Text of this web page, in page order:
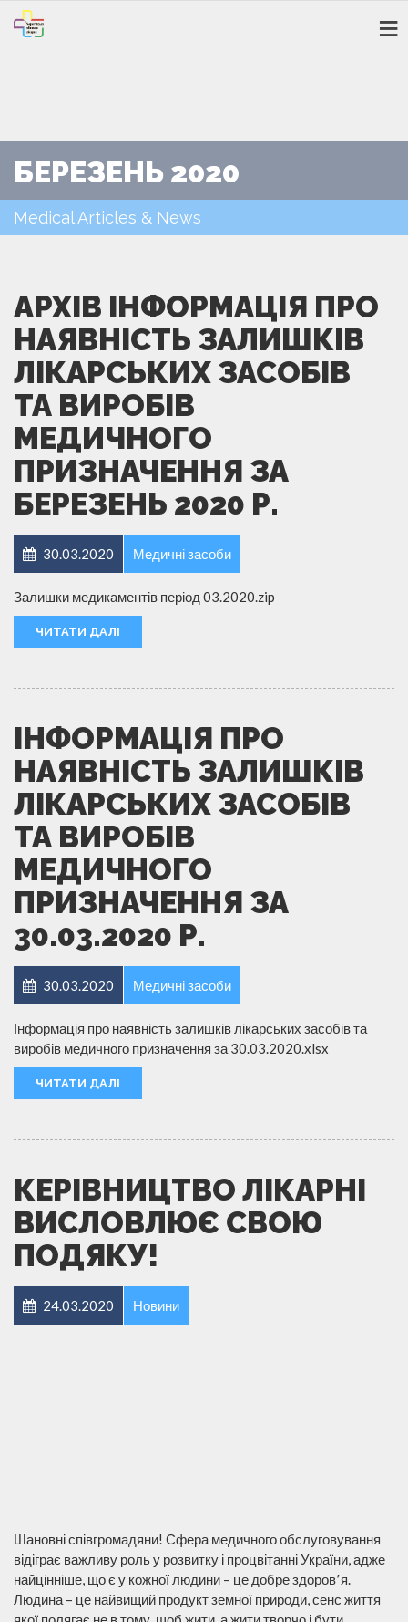
БЕРЕЗЕНЬ 2020
Medical Articles & News
АРХІВ ІНФОРМАЦІЯ ПРО
НАЯВНІСТЬ ЗАЛИШКІВ
ЛІКАРСЬКИХ ЗАСОБІВ
ТА ВИРОБІВ
МЕДИЧНОГО
ПРИЗНАЧЕННЯ ЗА
БЕРЕЗЕНЬ 2020 Р.
30.03.2020 Медичні засоби
Залишки медикаментів період 03.2020.zip
ЧИТАТИ ДАЛІ
ІНФОРМАЦІЯ ПРО
НАЯВНІСТЬ ЗАЛИШКІВ
ЛІКАРСЬКИХ ЗАСОБІВ
ТА ВИРОБІВ
МЕДИЧНОГО
ПРИЗНАЧЕННЯ ЗА
30.03.2020 Р.
30.03.2020 Медичні засоби
Інформація про наявність залишків лікарських засобів та
виробів медичного призначення за 30.03.2020.xlsx
ЧИТАТИ ДАЛІ
КЕРІВНИЦТВО ЛІКАРНІ
ВИСЛОВЛЮЄ СВОЮ
ПОДЯКУ!
24.03.2020 Новини
Шановні співгромадяни! Сфера медичного обслуговування
відіграє важливу роль у розвитку і процвітанні України, адже
найцінніше, що є у кожної людини – це добре здоров՚я.
Людина – це найвищий продукт земної природи, сенс життя